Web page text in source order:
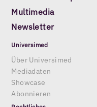
Multimedia
Newsletter
Universimed
Über Universimed
Mediadaten
Showcase
Abonnieren